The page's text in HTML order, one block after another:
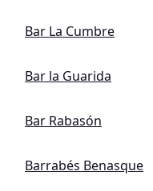
Bar La Cumbre
Bar la Guarida
Bar Rabasón
Barrabés Benasque